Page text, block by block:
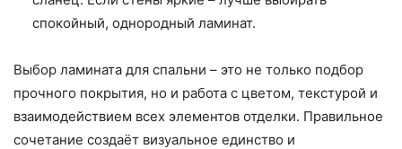
спокойный, однородный ламинат.
Выбор ламината для спальни – это не только подбор
прочного покрытия, но и работа с цветом, текстурой и
взаимодействием всех элементов отделки. Правильное
сочетание создаёт визуальное единство и